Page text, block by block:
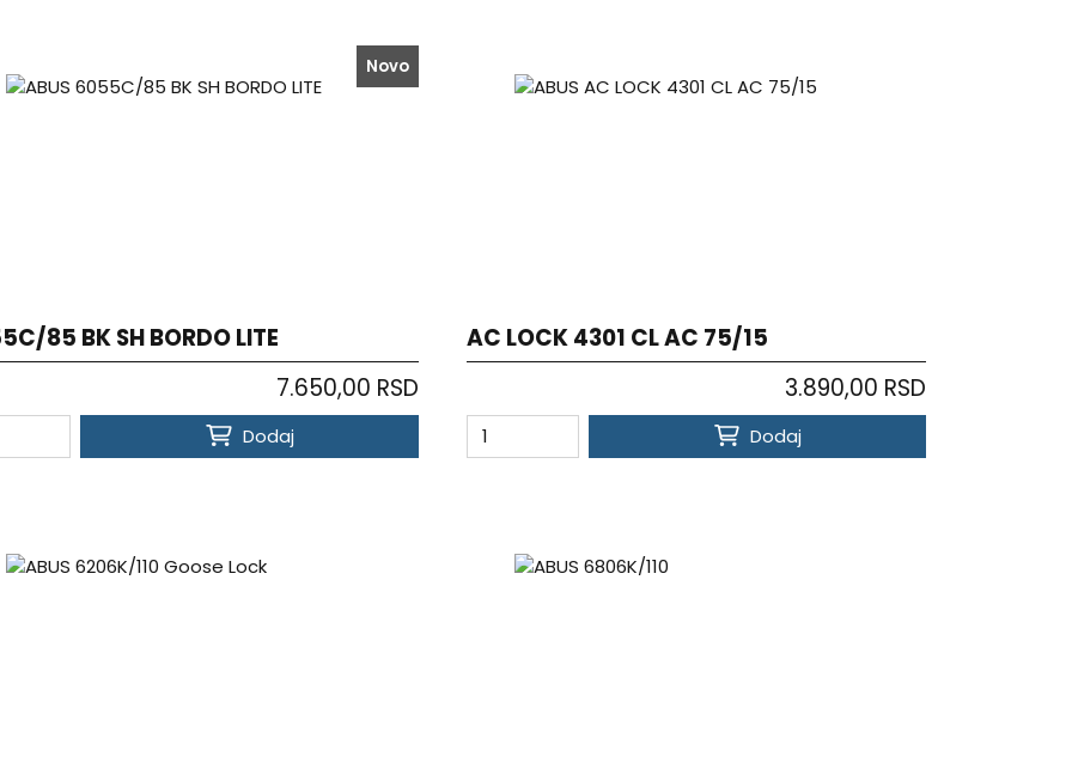
Novo
85 BK SH BORDO LITE
7.650,00 RSD
Dodaj
AC LOCK 4301 CL AC 75/15
3.890,00 RSD
Dodaj